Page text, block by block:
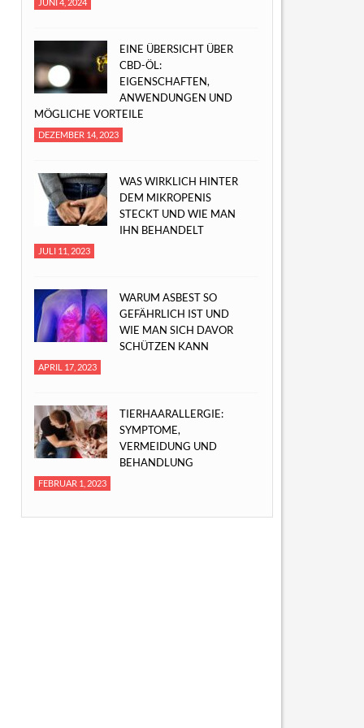
EINE ÜBERSICHT ÜBER
CBD-ÖL:
EIGENSCHAFTEN,
ANWENDUNGEN UND
MÖGLICHE VORTEILE
DEZEMBER 14, 2023
WAS WIRKLICH HINTER
DEM MIKROPENIS
STECKT UND WIE MAN
IHN BEHANDELT
JULI 11, 2023
WARUM ASBEST SO
GEFÄHRLICH IST UND
WIE MAN SICH DAVOR
SCHÜTZEN KANN
APRIL 17, 2023
TIERHAARALLERGIE:
SYMPTOME,
VERMEIDUNG UND
BEHANDLUNG
FEBRUAR 1, 2023